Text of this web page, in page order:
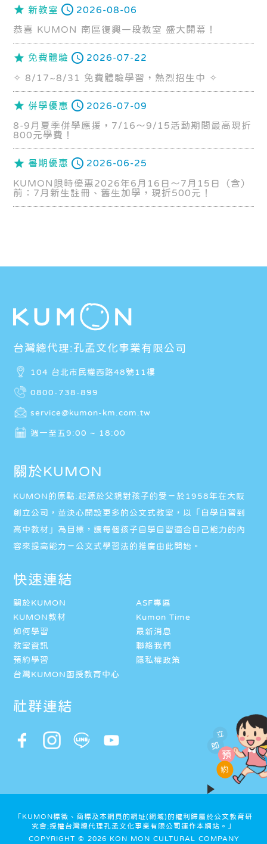
新教室 2026-08-06
恭喜 KUMON 南區復興一段教室 盛大開幕！
免費體驗 2026-07-22
✧ 8/17~8/31 免費體驗學習，熱烈招生中 ✧
併學優惠 2026-07-09
8-9月夏季併學應援，7/16～9/15活動期間最高現折
800元學費！
暑期優惠 2026-06-25
KUMON限時優惠2026年6月16日～7月15日（含）
前：7月新生註冊、舊生加學，現折500元！
立
即
預
約
台灣總代理:孔孟文化事業有限公司
104 台北市民權西路48號11樓
0800-738-899
service@kumon-km.com.tw
週一至五9:00 ~ 18:00
關於KUMON
KUMON的原點:起源於父親對孩子的愛－於1958年在大阪
創立公司，並決心開設更多的公文式教室，以「自學自習到
高中教材」為目標，讓每個孩子自學自習適合自己能力的內
容來提高能力－公文式學習法的推廣由此開始。
快速連結
關於KUMON
ASF專區
KUMON教材
Kumon Time
如何學習
最新消息
教室資訊
聯絡我們
預約學習
隱私權政策
台灣KUMON函授教育中心
社群連結
「KUMON標徵、商標及本網頁的網址(網域)的權利歸屬於公文教育研
究會;授權台灣總代理孔孟文化事業有限公司運作本網站。」
COPYRIGHT © 2026 KON MON CULTURAL COMPANY